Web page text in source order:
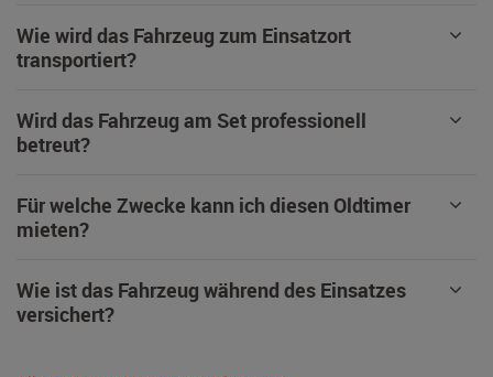
Wie wird das Fahrzeug zum Einsatzort
transportiert?
Wird das Fahrzeug am Set professionell
betreut?
Für welche Zwecke kann ich diesen Oldtimer
mieten?
Wie ist das Fahrzeug während des Einsatzes
versichert?